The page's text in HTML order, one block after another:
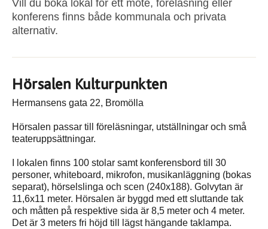
Vill du boka lokal för ett möte, föreläsning eller
konferens finns både kommunala och privata
alternativ.
Hörsalen Kulturpunkten
Hermansens gata 22, Bromölla
Hörsalen passar till föreläsningar, utställningar och små
teateruppsättningar.
I lokalen finns 100 stolar samt konferensbord till 30
personer, whiteboard, mikrofon, musikanläggning (bokas
separat), hörselslinga och scen (240x188). Golvytan är
11,6x11 meter. Hörsalen är byggd med ett sluttande tak
och måtten på respektive sida är 8,5 meter och 4 meter.
Det är 3 meters fri höjd till lägst hängande taklampa.